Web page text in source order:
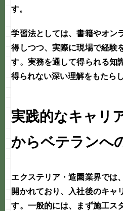
す。
学習法としては、書籍やオン
得しつつ、実際に現場で経験
す。実務を通して得られる知
得られない深い理解をもたらし
実践的なキャリ
からベテランへ
エクステリア・造園業界では
開かれており、入社後のキャ
す。一般的には、まず施工ス